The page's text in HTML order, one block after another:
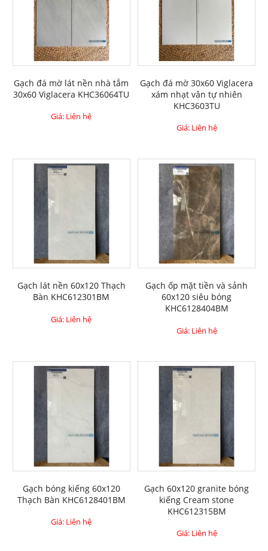
Gạch đá mờ lát nền nhà tắm
30x60 Viglacera KHC36064TU
Giá: Liên hệ
Gạch đá mờ 30x60 Viglacera
xám nhạt vân tự nhiên
KHC3603TU
Giá: Liên hệ
Gạch lát nền 60x120 Thạch
Bàn KHC612301BM
Giá: Liên hệ
Gạch ốp mặt tiền và sảnh
60x120 siêu bóng
KHC6128404BM
Giá: Liên hệ
Gạch bóng kiếng 60x120
Thạch Bàn KHC6128401BM
Giá: Liên hệ
Gạch 60x120 granite bóng
kiếng Cream stone
KHC612315BM
Giá: Liên hệ